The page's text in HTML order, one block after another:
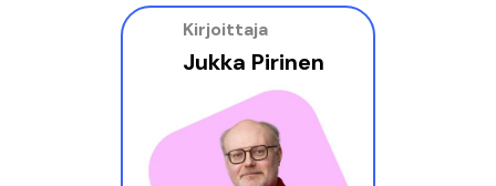
Kirjoittaja
Jukka Pirinen